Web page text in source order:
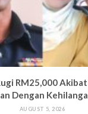
RM25,000
Dengan
AUGUST 5, 2026